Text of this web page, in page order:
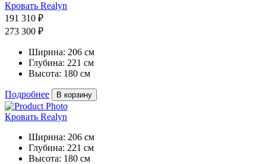
Кровать Realyn
191 310 ₽
273 300 ₽
Ширина: 206 см
Глубина: 221 см
Высота: 180 см
Подробнее В корзину
Кровать Realyn
Ширина: 206 см
Глубина: 221 см
Высота: 180 см